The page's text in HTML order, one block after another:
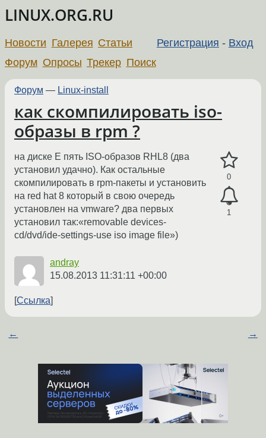
LINUX.ORG.RU
Регистрация - Вход
Новости Галерея Статьи
Форум Опросы Трекер Поиск
Форум — Linux-install
как скомпилировать iso-
образы в rpm ?
0
1
на диске Е пять ISO-образов RHL8 (два
установил удачно). Как остальные
скомпилировать в rpm-пакеты и установить
на red hat 8 который в свою очередь
установлен на vmware? два первых
установил так:«removable devices-
cd/dvd/ide-settings-use iso image file»)
andray
15.08.2013 11:31:11 +00:00
Ссылка
← →